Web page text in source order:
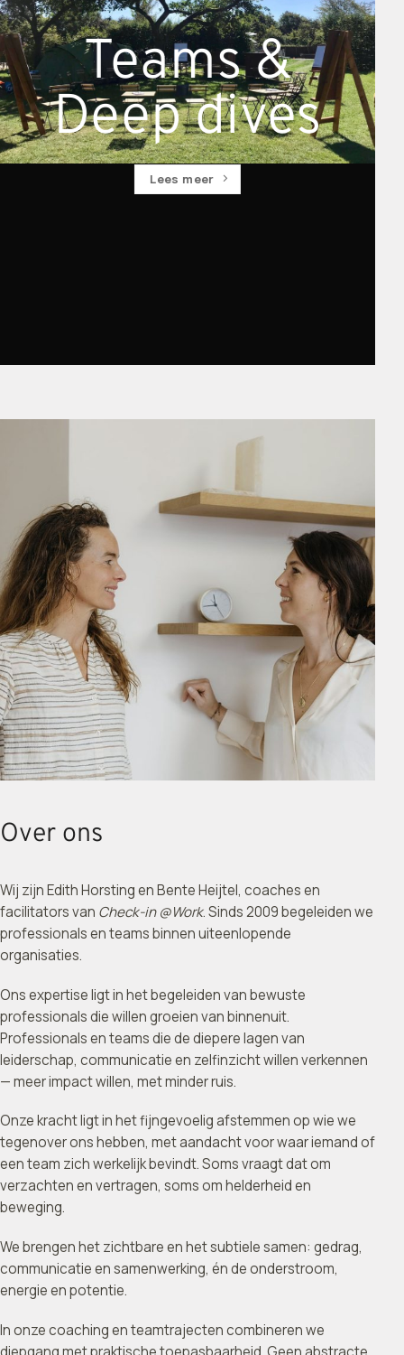
Teams &
Deep dives
Lees meer
Over ons
Wij zijn Edith Horsting en Bente Heijtel, coaches en
facilitators van Check-in @Work. Sinds 2009 begeleiden we
professionals en teams binnen uiteenlopende
organisaties.
Ons expertise ligt in het begeleiden van bewuste
professionals die willen groeien van binnenuit.
Professionals en teams die de diepere lagen van
leiderschap, communicatie en zelfinzicht willen verkennen
— meer impact willen, met minder ruis.
Onze kracht ligt in het fijngevoelig afstemmen op wie we
tegenover ons hebben, met aandacht voor waar iemand of
een team zich werkelijk bevindt. Soms vraagt dat om
verzachten en vertragen, soms om helderheid en
beweging.
We brengen het zichtbare en het subtiele samen: gedrag,
communicatie en samenwerking, én de onderstroom,
energie en potentie.
In onze coaching en teamtrajecten combineren we